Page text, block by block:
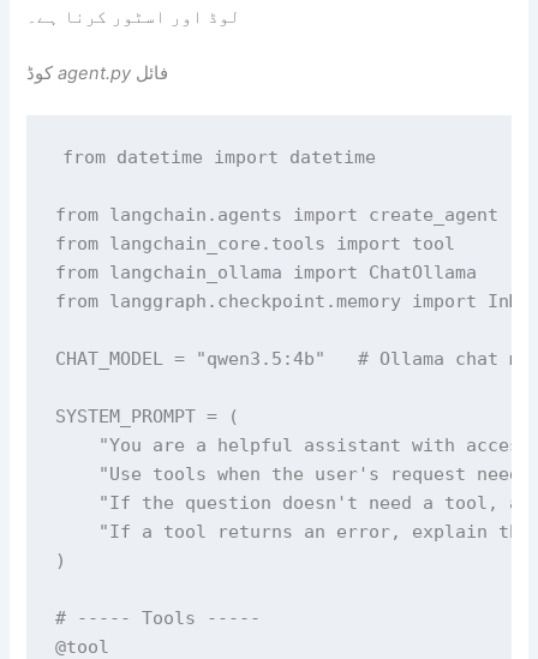
لوڈ اور اسٹور کرنا ہے۔
کوڈagent.py فائل
from datetime import datetime
from langchain.agents import create_agent
from langchain_core.tools import tool
from langchain_ollama import ChatOllama
from langgraph.checkpoint.memory import
CHAT_MODEL = "qwen3.5:4b"   # Ollama
SYSTEM_PROMPT = (
"You are a helpful assistant with
"Use tools when the user's request needs
"If the question doesn't need a tool,
"If a tool returns an error, explain the
)
# ----- Tools -----
@tool